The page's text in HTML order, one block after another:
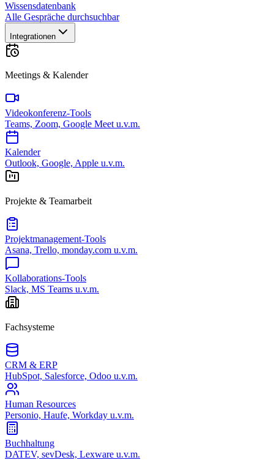
Wissensdatenbank
Alle Gespräche durchsuchbar
Integrationen
Meetings & Kalender
Videokonferenz-Tools
Teams, Zoom, Google Meet u.v.m.
Kalender
Outlook, Google, Apple u.v.m.
Projekte & Teamarbeit
Projektmanagement-Tools
Asana, Trello, monday.com u.v.m.
Kollaborations-Tools
Slack, MS Teams u.v.m.
Fachsysteme
CRM & ERP
HubSpot, Salesforce, Odoo u.v.m.
Human Resources
Personio, Haufe, Workday u.v.m.
Buchhaltung
DATEV, sevDesk, Lexware u.v.m.